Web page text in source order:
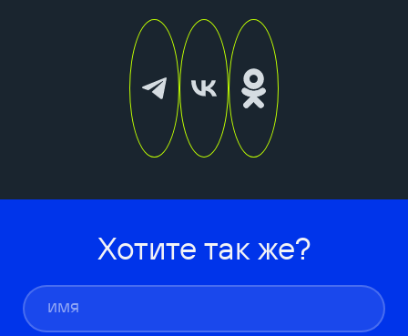
Хотите так же?